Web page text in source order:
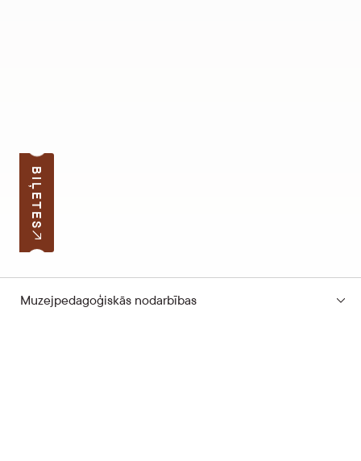
BIĻETES
Muzejpedagoģiskās nodarbības